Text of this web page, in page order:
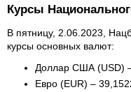
Курсы
В пятницу, 2.06.2023,
курсы основных валют:
Доллар США (USD)
Евро (EUR) –